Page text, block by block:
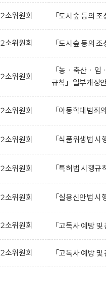
2소위원회 「도시숲 등의
2소위원회 「도시숲 등의
2소위원회
「농ㆍ축산ㆍ임
규칙」일부개정
2소위원회 「아동학대범죄
2소위원회 「식품위생법
2소위원회 「특허법 시행
2소위원회 「실용신안법
2소위원회 「고독사 예방
2소위원회 「고독사 예방